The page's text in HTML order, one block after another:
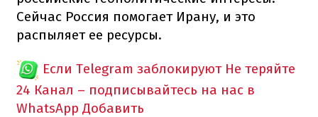
Сейчас Россия помогает Ирану, и это
распыляет ее ресурсы.
Если Telegram заблокируют Не теряйте
24 Канал – подписывайтесь на нас в
WhatsApp Добавить